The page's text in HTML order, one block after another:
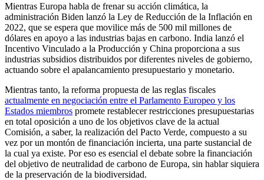
Mientras Europa habla de frenar su acción climática, la
administración Biden lanzó la Ley de Reducción de la Inflación en
2022, que se espera que movilice más de 500 mil millones de
dólares en apoyo a las industrias bajas en carbono. India lanzó el
Incentivo Vinculado a la Producción y China proporciona a sus
industrias subsidios distribuidos por diferentes niveles de gobierno,
actuando sobre el apalancamiento presupuestario y monetario.
Mientras tanto, la reforma propuesta de las reglas fiscales
actualmente en negociación entre el Parlamento Europeo y los
Estados miembros promete restablecer restricciones presupuestarias
en total oposición a uno de los objetivos clave de la actual
Comisión, a saber, la realización del Pacto Verde, compuesto a su
vez por un montón de financiación incierta, una parte sustancial de
la cual ya existe. Por eso es esencial el debate sobre la financiación
del objetivo de neutralidad de carbono de Europa, sin hablar siquiera
de la preservación de la biodiversidad.